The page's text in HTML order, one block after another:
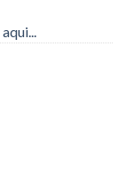
aqui...